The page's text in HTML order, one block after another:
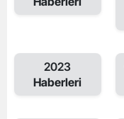
2023
Haberleri